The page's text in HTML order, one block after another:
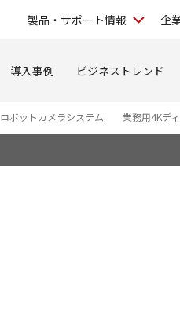
製品・サポート情報 企
導入事例 ビジネストレンド
ロボットカメラシステム 業務用4Kデ